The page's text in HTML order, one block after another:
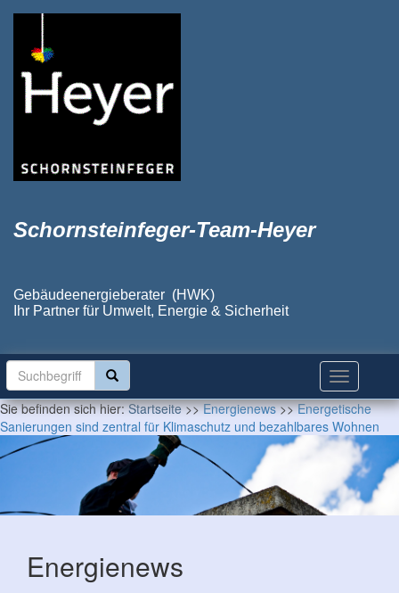
Schornsteinfeger-Team-Heyer
Gebäudeenergieberater (HWK)
Ihr Partner für Umwelt, Energie & Sicherheit
Sie befinden sich hier:Startseite>>Energienews>>Energetische
Sanierungen sind zentral für Klimaschutz und bezahlbares Wohnen
Energienews